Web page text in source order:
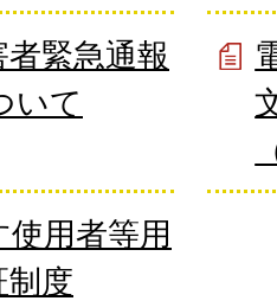
緊急通報
いて
用者等用
制度